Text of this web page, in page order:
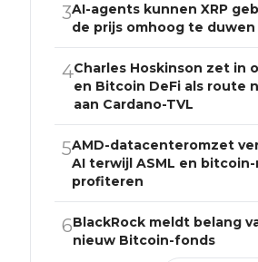
3AI-agents kunnen XRP
de prijs omhoog te duwen
4Charles Hoskinson zet in
en Bitcoin DeFi als route
aan Cardano-TVL
5AMD-datacenteromzet
AI terwijl ASML en
profiteren
6BlackRock meldt belang
nieuw Bitcoin-fonds